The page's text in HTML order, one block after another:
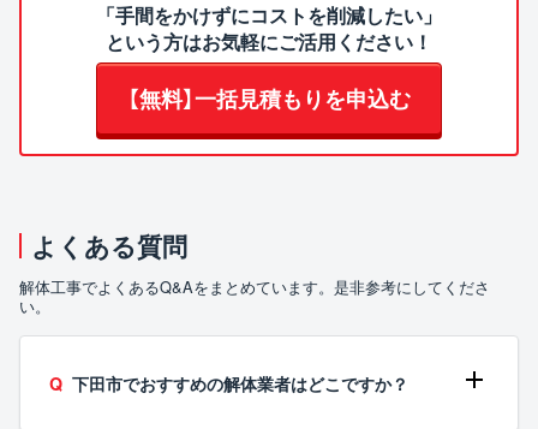
「手間をかけずにコストを削減したい」
という方はお気軽にご活用ください！
【無料】一括見積もりを申込む
よくある質問
解体工事でよくあるQ&Aをまとめています。是非参考にしてくださ
い。
下田市でおすすめの解体業者はどこですか？